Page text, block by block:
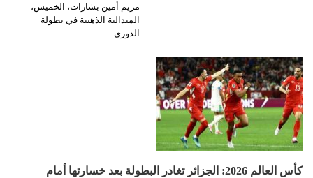
مريم أمين بشارات، الخميس،
الميدالية الذهبية في بطولة
الدوري…
كأس العالم 2026: الجزائر تغادر البطولة بعد خسارتها أمام